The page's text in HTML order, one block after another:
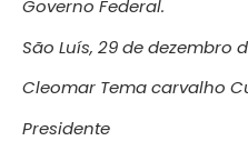
Governo Federal.
São Luís, 29 de dezembro
Cleomar Tema carvalho
Presidente